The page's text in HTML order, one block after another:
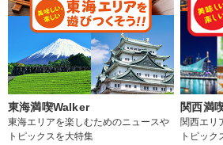
東海満喫Walker
東海エリアを楽しむためのニュースや
トピックスを大特集
関西満
関西エリ
トピック